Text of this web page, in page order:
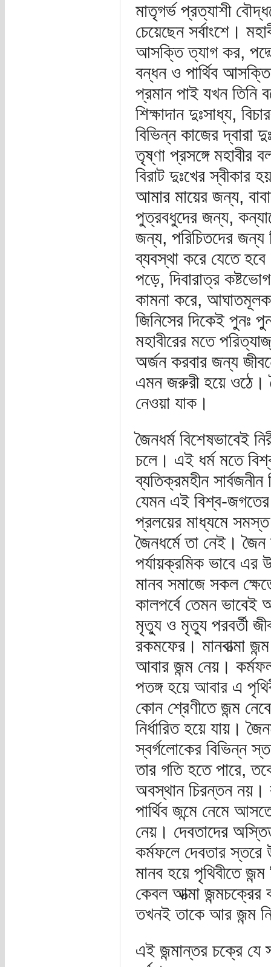
মাতৃগর্ভ প্রত্যাশী
চেয়েছেন সর্বাংশে।
আসক্তি ত্যাগ কর,
বন্ধন ও পার্থিব আসক্তি
প্রমান পাই যখন তিনি
শিক্ষাদান দুঃসাধ্য,
বিভিন্ন কাজের
তৃষ্ণা প্রসঙ্গে
বিরাট দুঃখের স্বীকার
আমার মায়ের জন্য,
পুত্রবধুদের জন্য,
জন্য, পরিচিতদের জন্য
ব্যবস্থা করে যেতে
পড়ে, দিবারাত্র
কামনা করে,
জিনিসের দিকেই পুনঃ
মহাবীরের মতে
অর্জন করবার জন্য
এমন জরুরী হয়ে ওঠে।
নেওয়া যাক।
জৈনধর্ম বিশেষভাবেই
চলে। এই ধর্ম মতে
ব্যতিক্রমহীন
যেমন এই বিশ্ব-জগতের
প্রলয়ের মাধ্যমে সমস্ত
জৈনধর্মে তা নেই।
পর্যায়ক্রমিক ভাবে
মানব সমাজে সকল
কালপর্বে তেমন ভাবেই
মৃত্যু ও মৃত্যু পরবর্তী
রকমফের। মানবাত্মা
আবার জন্ম নেয়।
পতঙ্গ হয়ে আবার এ
কোন শ্রেণীতে জন্ম
নির্ধারিত হয়ে যায়।
স্বর্গলোকের বিভিন্ন
তার গতি হতে পারে,
অবস্থান চিরন্তন নয়।
পার্থিব জন্মে নেমে
নেয়। দেবতাদের
কর্মফলে দেবতার স্তরে
মানব হয়ে পৃথিবীতে
কেবল আত্মা
তখনই তাকে আর জন্ম
এই জন্মান্তর চক্রে যে